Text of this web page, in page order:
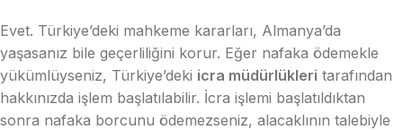
Evet. Türkiye’deki mahkeme kararları, Almanya’da
yaşasanız bile geçerliliğini korur. Eğer nafaka ödemekle
yükümlüyseniz, Türkiye’deki icra müdürlükleri tarafından
hakkınızda işlem başlatılabilir. İcra işlemi başlatıldıktan
sonra nafaka borcunu ödemezseniz, alacaklının talebiyle